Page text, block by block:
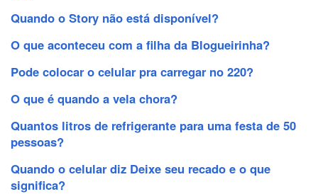
Quando o Story não está disponível?
O que aconteceu com a filha da Blogueirinha?
Pode colocar o celular pra carregar no 220?
O que é quando a vela chora?
Quantos litros de refrigerante para uma festa de 50
pessoas?
Quando o celular diz Deixe seu recado e o que
significa?